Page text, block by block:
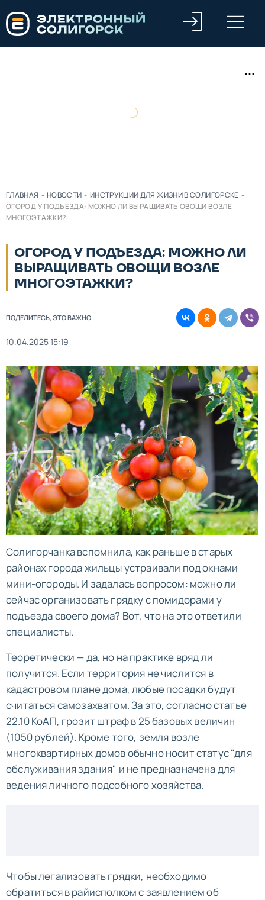
ГЛАВНАЯ - НОВОСТИ - ИНСТРУКЦИИ ДЛЯ ЖИЗНИ В СОЛИГОРСКЕ -
ОГОРОД У ПОДЪЕЗДА: МОЖНО ЛИ ВЫРАЩИВАТЬ ОВОЩИ ВОЗЛЕ
МНОГОЭТАЖКИ?
ОГОРОД У ПОДЪЕЗДА: МОЖНО ЛИ
ВЫРАЩИВАТЬ ОВОЩИ ВОЗЛЕ
МНОГОЭТАЖКИ?
ПОДЕЛИТЕСЬ, ЭТО ВАЖНО
10.04.2025 15:19
Солигорчанка вспомнила, как раньше в старых
районах города жильцы устраивали под окнами
мини-огороды. И задалась вопросом: можно ли
сейчас организовать грядку с помидорами у
подъезда своего дома? Вот, что на это ответили
специалисты.
Теоретически — да, но на практике вряд ли
получится. Если территория не числится в
кадастровом плане дома, любые посадки будут
считаться самозахватом. За это, согласно статье
22.10 КоАП, грозит штраф в 25 базовых величин
(1050 рублей). Кроме того, земля возле
многоквартирных домов обычно носит статус "для
обслуживания здания" и не предназначена для
ведения личного подсобного хозяйства.
Чтобы легализовать грядки, необходимо
обратиться в райисполком с заявлением об